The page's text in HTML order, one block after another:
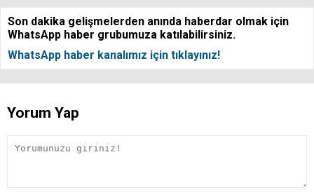
Son dakika gelişmelerden anında haberdar olmak için
WhatsApp haber grubumuza katılabilirsiniz.
WhatsApp haber kanalımız için tıklayınız!
Yorum Yap